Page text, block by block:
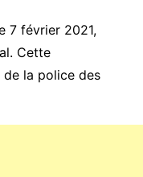
7 février 2021,
Cette
la police des